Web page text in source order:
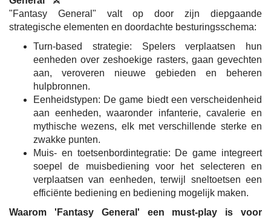
"Fantasy General" valt op door zijn diepgaande
strategische elementen en doordachte besturingsschema:
Turn-based strategie: Spelers verplaatsen hun
eenheden over zeshoekige rasters, gaan gevechten
aan, veroveren nieuwe gebieden en beheren
hulpbronnen.
Eenheidstypen: De game biedt een verscheidenheid
aan eenheden, waaronder infanterie, cavalerie en
mythische wezens, elk met verschillende sterke en
zwakke punten.
Muis- en toetsenbordintegratie: De game integreert
soepel de muisbediening voor het selecteren en
verplaatsen van eenheden, terwijl sneltoetsen een
efficiënte bediening en bediening mogelijk maken.
Waarom 'Fantasy General' een must-play is voor